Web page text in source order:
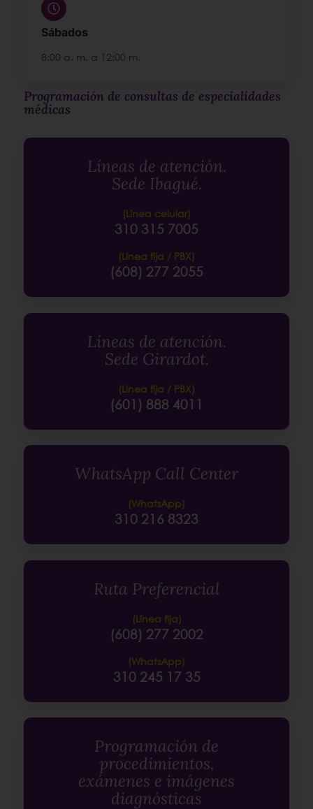
Sábados
8:00 a. m. a 12:00 m.
Programación de consultas de especialidades
médicas
Líneas de atención.
Sede Ibagué.
(Línea celular)
310 315 7005
(Línea fija / PBX)
(608) 277 2055
Líneas de atención.
Sede Girardot.
(Línea fija / PBX)
(601) 888 4011
WhatsApp Call Center
(WhatsApp)
310 216 8323
Ruta Preferencial
(Línea fija)
(608) 277 2002
(WhatsApp)
310 245 17 35
Programación de
procedimientos,
exámenes e imágenes
diagnósticas